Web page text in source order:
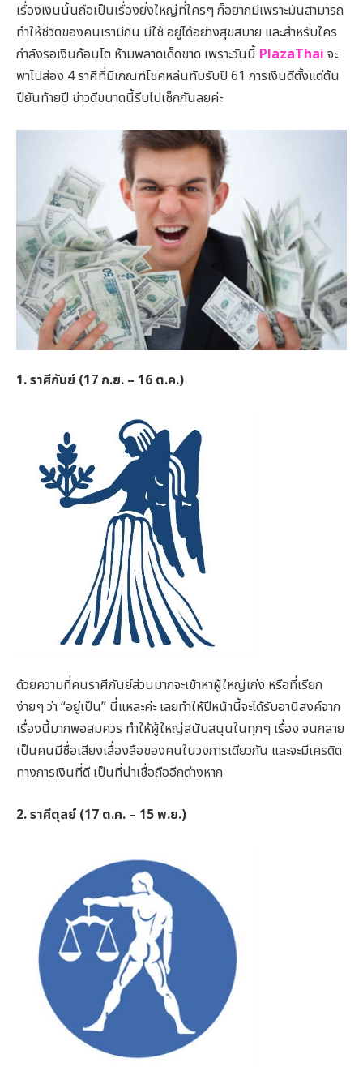
เรื่องเงินนั้นถือเป็นเรื่องยิ่งใหญ่ที่ใครๆ ก็อยากมีเพราะมันสามารถ
ทำให้ชีวิตของคนเรามีกิน มีใช้ อยู่ได้อย่างสุขสบาย และสำหรับใคร
กำลังรอเงินก้อนโต ห้ามพลาดเด็ดขาด เพราะวันนี้ PlazaThai จะ
พาไปส่อง 4 ราศีที่มีเกณฑ์โชคหล่นทับรับปี 61 การเงินดีตั้งแต่ต้น
ปียันท้ายปี ข่าวดีขนาดนี้รีบไปเช็กกันลยค่ะ
1. ราศีกันย์ (17 ก.ย. – 16 ต.ค.)
ด้วยความที่คนราศีกันย์ส่วนมากจะเข้าหาผู้ใหญ่เก่ง หรือที่เรียก
ง่ายๆ ว่า “อยู่เป็น” นี่แหละค่ะ เลยทำให้ปีหน้านี้จะได้รับอานิสงค์จาก
เรื่องนี้มากพอสมควร ทำให้ผู้ใหญ่สนับสนุนในทุกๆ เรื่อง จนกลาย
เป็นคนมีชื่อเสียงเลื่องลือของคนในวงการเดียวกัน และจะมีเครดิต
ทางการเงินที่ดี เป็นที่น่าเชื่อถืออีกต่างหาก
2. ราศีตุลย์ (17 ต.ค. – 15 พ.ย.)